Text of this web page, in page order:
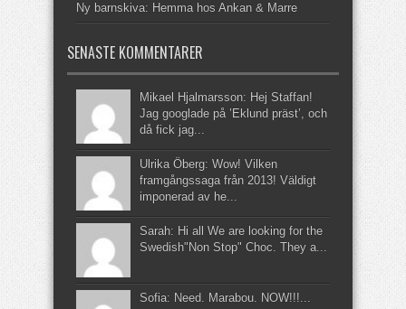
Ny barnskiva: Hemma hos Ankan & Marre
SENASTE KOMMENTARER
Mikael Hjalmarsson: Hej Staffan!
Jag googlade på ’Eklund präst’, och
då fick jag...
Ulrika Öberg: Wow! Vilken
framgångssaga från 2013! Väldigt
imponerad av he...
Sarah: Hi all We are looking for the
Swedish"Non Stop" Choc. They a...
Sofia: Need. Marabou. NOW!!!...